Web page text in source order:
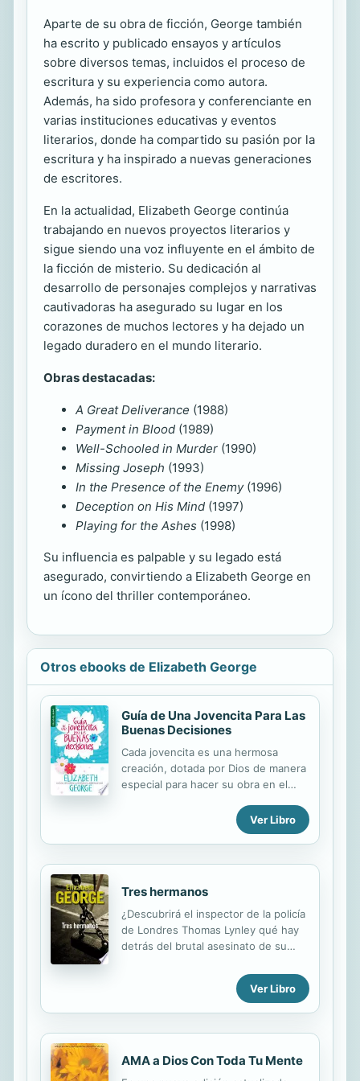
Aparte de su obra de ficción, George también
ha escrito y publicado ensayos y artículos
sobre diversos temas, incluidos el proceso de
escritura y su experiencia como autora.
Además, ha sido profesora y conferenciante en
varias instituciones educativas y eventos
literarios, donde ha compartido su pasión por la
escritura y ha inspirado a nuevas generaciones
de escritores.
En la actualidad, Elizabeth George continúa
trabajando en nuevos proyectos literarios y
sigue siendo una voz influyente en el ámbito de
la ficción de misterio. Su dedicación al
desarrollo de personajes complejos y narrativas
cautivadoras ha asegurado su lugar en los
corazones de muchos lectores y ha dejado un
legado duradero en el mundo literario.
Obras destacadas:
A Great Deliverance (1988)
Payment in Blood (1989)
Well-Schooled in Murder (1990)
Missing Joseph (1993)
In the Presence of the Enemy(1996)
Deception on His Mind (1997)
Playing for the Ashes (1998)
Su influencia es palpable y su legado está
asegurado, convirtiendo a Elizabeth George en
un ícono del thriller contemporáneo.
Otros ebooks de Elizabeth George
Guía de Una Jovencita Para Las
Buenas Decisiones
Cada jovencita es una hermosa
creación, dotada por Dios de manera
especial para hacer su obra en el
están creciendo, cambiando y
tomando decisiones sobre el tipo de
vida que llevan, las bombardean con
mensajes contradictorios acerca de
George, con sabiduría, bondad y
enorme gracia, guía a las jovencitas a
través de las más difíciles decisiones
que enfrentan y les enseña a que
Ver Libro
Tres hermanos
¿Descubrirá el inspector de la policía
de Londres Thomas Lynley qué hay
detrás del brutal asesinato de su
un nuevo cambio en sus vidas. Su
excéntrica abuela, dispuesta a eludir
sus responsabilidades, decide...
Ver Libro
AMA a Dios Con Toda Tu Mente